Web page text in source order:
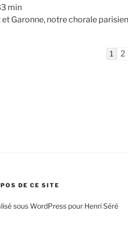
min
Garonne, notre chorale
1 2
DE CE SITE
sous WordPress pour Henri Séré